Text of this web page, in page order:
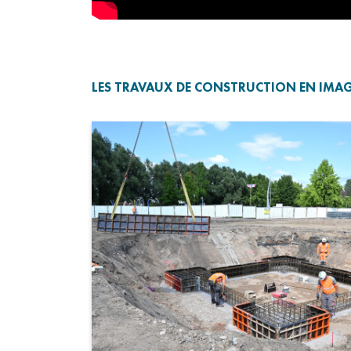
LES TRAVAUX DE CONSTRUCTION EN